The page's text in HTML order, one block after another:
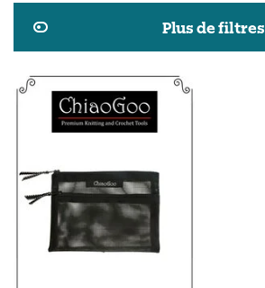
Plus de filtres